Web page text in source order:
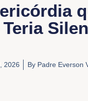
2026 ByPadre Everson